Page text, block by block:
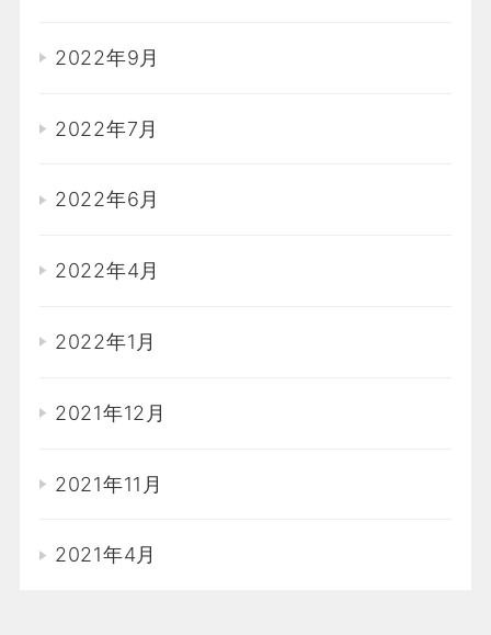
2022年9月
2022年7月
2022年6月
2022年4月
2022年1月
2021年12月
2021年11月
2021年4月